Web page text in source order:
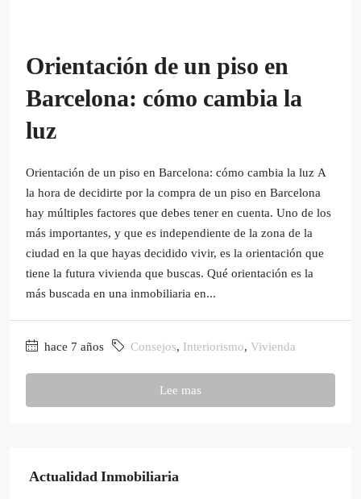
Orientación de un piso en
Barcelona: cómo cambia la
luz
Orientación de un piso en Barcelona: cómo cambia la luz A
la hora de decidirte por la compra de un piso en Barcelona
hay múltiples factores que debes tener en cuenta. Uno de los
más importantes, y que es independiente de la zona de la
ciudad en la que hayas decidido vivir, es la orientación que
tiene la futura vivienda que buscas. Qué orientación es la
más buscada en una inmobiliaria en...
hace 7 años Consejos, Interiorismo, Vivienda
Lee mas
Actualidad Inmobiliaria